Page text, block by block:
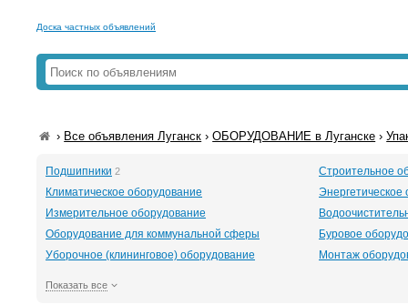
Доска частных объявлений
› Все объявления Луганск ›ОБОРУДОВАНИЕ в Луганске ›
Подшипники 2
Строительное
Климатическое оборудование
Энергетическое
Измерительное оборудование
Оборудование для коммунальной сферы
Буровое
Уборочное (клининговое) оборудование
Монтаж
Показать все